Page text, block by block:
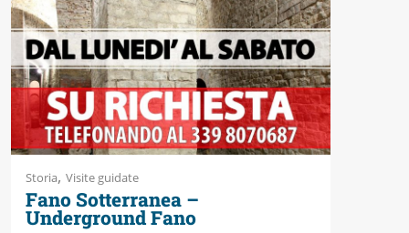
Storia, Visite guidate
Fano Sotterranea –
Underground Fano